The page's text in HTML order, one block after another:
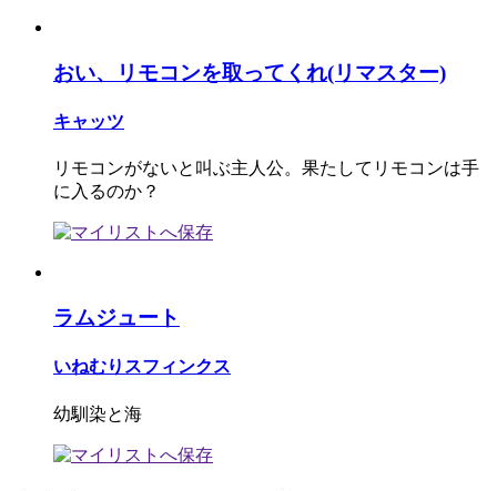
おい、リモコンを取ってくれ(リマスター)
キャッツ
リモコンがないと叫ぶ主人公。果たしてリモコンは手
に入るのか？
ラムジュート
いねむりスフィンクス
幼馴染と海